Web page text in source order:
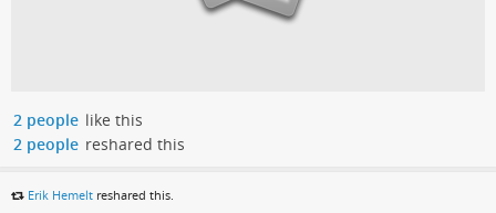
2 people like this
2 people reshared this
Erik Hemelt reshared this.